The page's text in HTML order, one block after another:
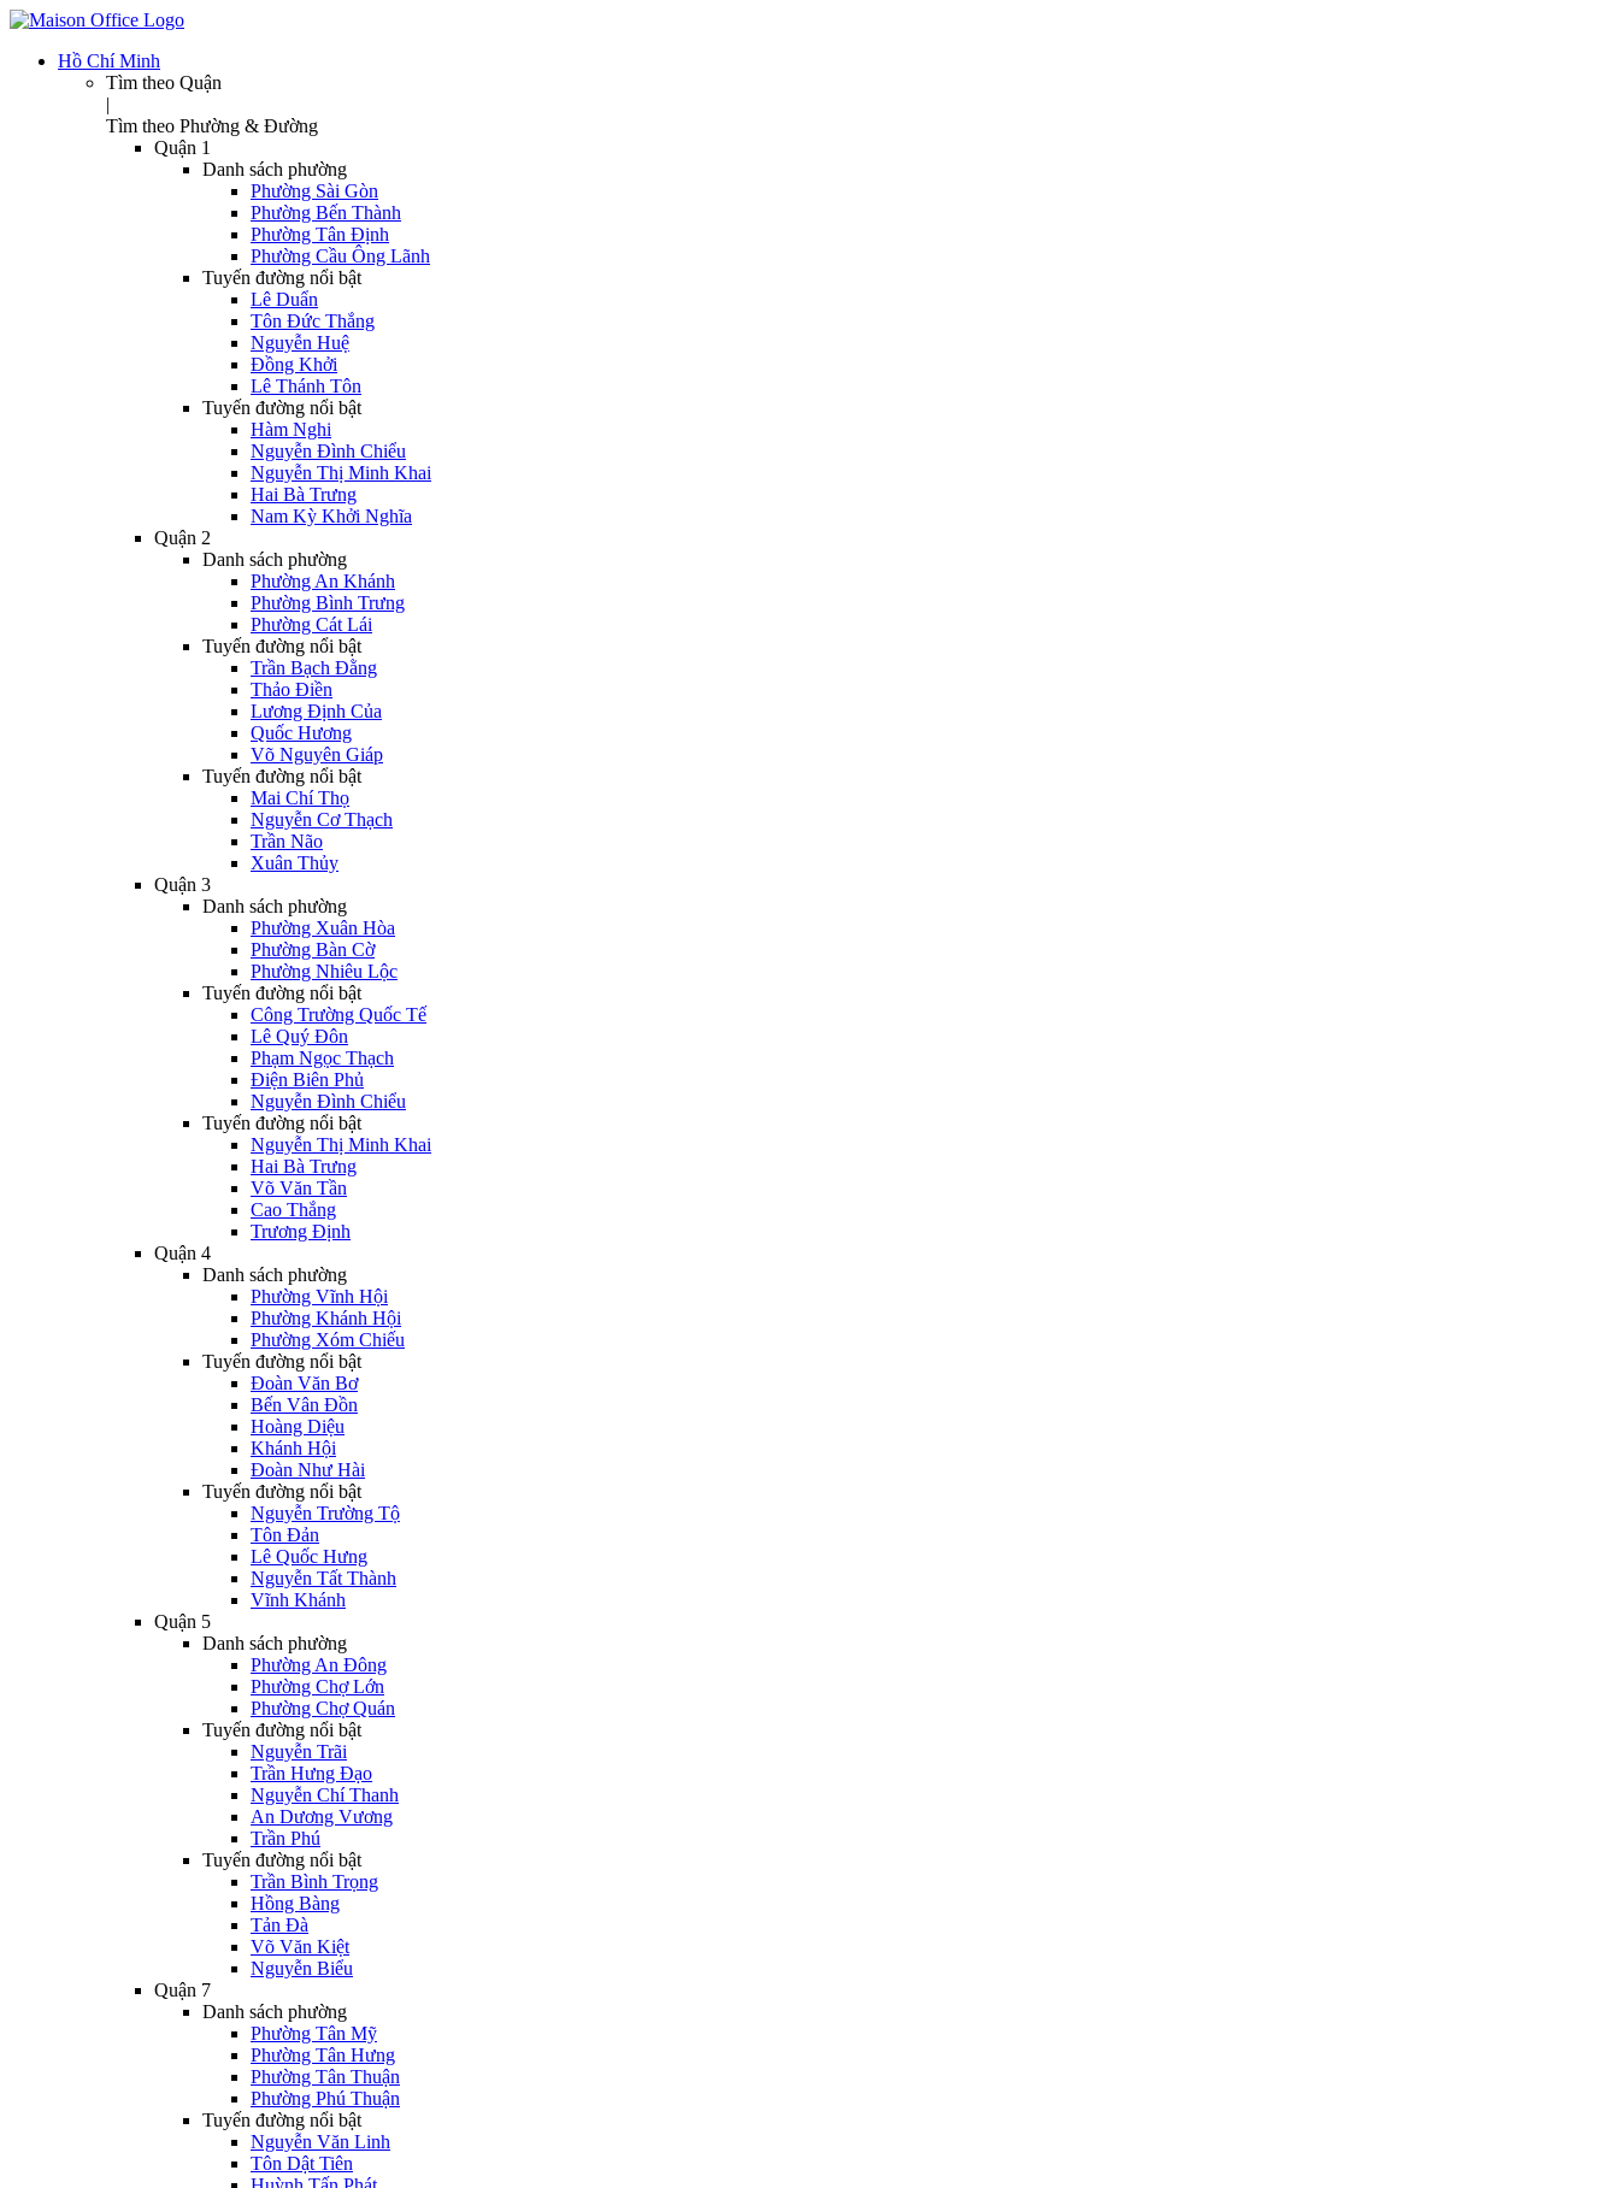
Hồ Chí Minh
Tìm theo Quận
|
Tìm theo Phường & Đường
Quận 1
Danh sách phường
Phường Sài Gòn
Phường Bến Thành
Phường Tân Định
Phường Cầu Ông Lãnh
Tuyến đường nổi bật
Lê Duẩn
Tôn Đức Thắng
Nguyễn Huệ
Đồng Khởi
Lê Thánh Tôn
Tuyến đường nổi bật
Hàm Nghi
Nguyễn Đình Chiểu
Nguyễn Thị Minh Khai
Hai Bà Trưng
Nam Kỳ Khởi Nghĩa
Quận 2
Danh sách phường
Phường An Khánh
Phường Bình Trưng
Phường Cát Lái
Tuyến đường nổi bật
Trần Bạch Đằng
Thảo Điền
Lương Định Của
Quốc Hương
Võ Nguyên Giáp
Tuyến đường nổi bật
Mai Chí Thọ
Nguyễn Cơ Thạch
Trần Não
Xuân Thủy
Quận 3
Danh sách phường
Phường Xuân Hòa
Phường Bàn Cờ
Phường Nhiêu Lộc
Tuyến đường nổi bật
Công Trường Quốc Tế
Lê Quý Đôn
Phạm Ngọc Thạch
Điện Biên Phủ
Nguyễn Đình Chiểu
Tuyến đường nổi bật
Nguyễn Thị Minh Khai
Hai Bà Trưng
Võ Văn Tần
Cao Thắng
Trương Định
Quận 4
Danh sách phường
Phường Vĩnh Hội
Phường Khánh Hội
Phường Xóm Chiếu
Tuyến đường nổi bật
Đoàn Văn Bơ
Bến Vân Đồn
Hoàng Diệu
Khánh Hội
Đoàn Như Hài
Tuyến đường nổi bật
Nguyễn Trường Tộ
Tôn Đản
Lê Quốc Hưng
Nguyễn Tất Thành
Vĩnh Khánh
Quận 5
Danh sách phường
Phường An Đông
Phường Chợ Lớn
Phường Chợ Quán
Tuyến đường nổi bật
Nguyễn Trãi
Trần Hưng Đạo
Nguyễn Chí Thanh
An Dương Vương
Trần Phú
Tuyến đường nổi bật
Trần Bình Trọng
Hồng Bàng
Tản Đà
Võ Văn Kiệt
Nguyễn Biểu
Quận 7
Danh sách phường
Phường Tân Mỹ
Phường Tân Hưng
Phường Tân Thuận
Phường Phú Thuận
Tuyến đường nổi bật
Nguyễn Văn Linh
Tôn Dật Tiên